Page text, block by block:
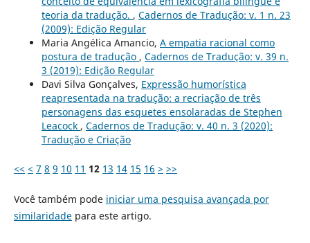
teoria da tradução. , Cadernos de Tradução: v. 1 n. 23
(2009): Edição Regular
Maria Angélica Amancio, A empatia racional como
postura de tradução , Cadernos de Tradução: v. 39 n.
3 (2019): Edição Regular
Davi Silva Gonçalves, Expressão humorística
reapresentada na tradução: a recriação de três
personagens das esquetes ensolaradas de Stephen
Leacock , Cadernos de Tradução: v. 40 n. 3 (2020):
Tradução e Criação
<< < 7 8 9 10 11 12 13 14 15 16 > >>
Você também pode iniciar uma pesquisa avançada por
similaridadepara este artigo.